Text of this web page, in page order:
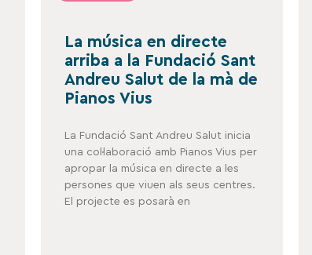
La música en directe
arriba a la Fundació Sant
Andreu Salut de la mà de
Pianos Vius
La Fundació Sant Andreu Salut inicia
una col·laboració amb Pianos Vius per
apropar la música en directe a les
persones que viuen als seus centres.
El projecte es posarà en